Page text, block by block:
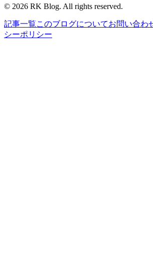
© 2026 RK Blog. All rights reserved.
記事一覧このブログについてお問い合わ
シーポリシー